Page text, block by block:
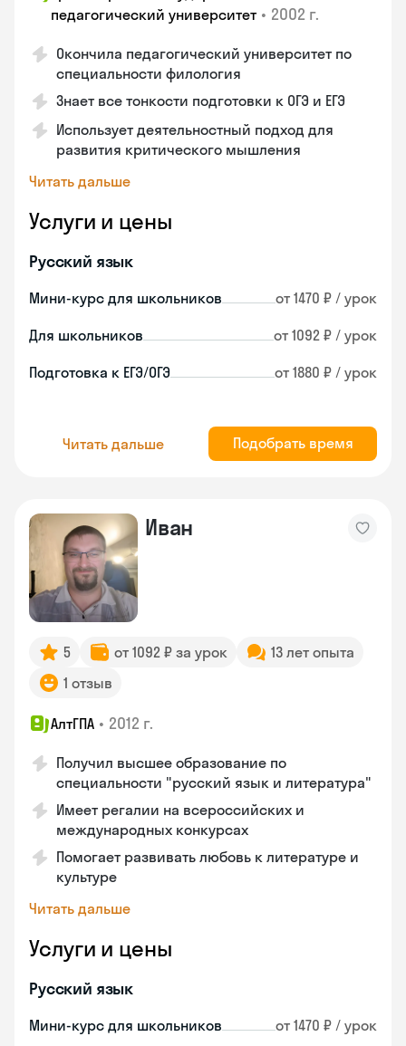
педагогический университет • 2002 г.
Окончила педагогический университет по
специальности филология
Знает все тонкости подготовки к ОГЭ и ЕГЭ
Использует деятельностный подход для
развития критического мышления
Читать дальше
Услуги и цены
Русский язык
Мини-курс для школьников от 1470 ₽ / урок
Для школьников от 1092 ₽ / урок
Подготовка к ЕГЭ/ОГЭ от 1880 ₽ / урок
Читать дальше Подобрать время
Иван
5 от 1092 ₽ за урок
13 лет опыта
1 отзыв
АлтГПА • 2012 г.
Получил высшее образование по
специальности "русский язык и литература"
Имеет регалии на всероссийских и
международных конкурсах
Помогает развивать любовь к литературе и
культуре
Читать дальше
Услуги и цены
Русский язык
Мини-курс для школьников от 1470 ₽ / урок